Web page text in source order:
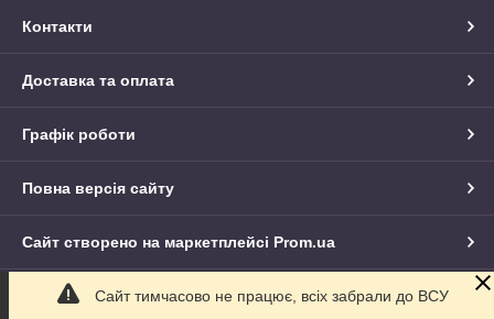
Контакти
Доставка та оплата
Графік роботи
Повна версія сайту
Сайт створено на маркетплейсі Prom.ua
Політика конфіденційності
Сайт тимчасово не працює, всіх забрали до ВСУ